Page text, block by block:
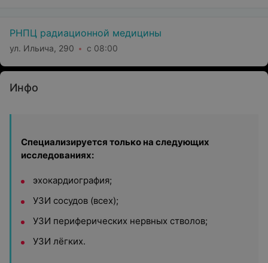
РНПЦ радиационной медицины
ул. Ильича, 290 с 08:00
Инфо
Специализируется только на следующих
исследованиях:
эхокардиография;
УЗИ сосудов (всех);
УЗИ периферических нервных стволов;
УЗИ лёгких.